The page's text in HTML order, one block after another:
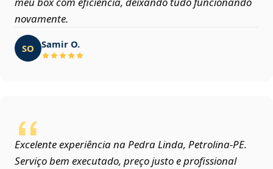
novamente.
SO Samir O.
Excelente experiência na Pedra Linda, Petrolina‑PE.
Serviço bem executado, preço justo e profissional